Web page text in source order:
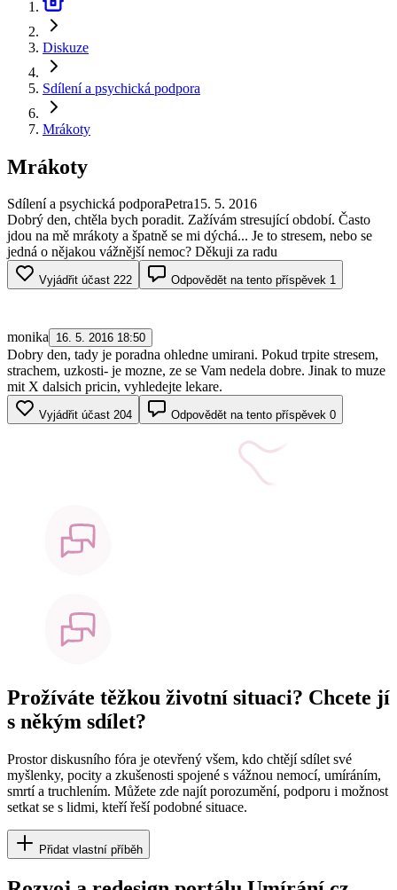
Diskuze
Sdílení a psychická podpora
Mrákoty
Mrákoty
Sdílení a psychická podporaPetra15. 5. 2016
Dobrý den, chtěla bych poradit. Zažívám stresující období. Často
jdou na mě mrákoty a špatně se mi dýchá... Je to stresem, nebo se
jedná o nějakou vážnější nemoc? Děkuji za radu
Vyjádřit účast 222 Odpovědět na tento příspěvek 1
monika 16. 5. 2016 18:50
Dobry den, tady je poradna ohledne umirani. Pokud trpite stresem,
strachem, uzkosti- je mozne, ze se Vam nedela dobre. Jinak to muze
mit X dalsich pricin, vyhledejte lekare.
Vyjádřit účast 204 Odpovědět na tento příspěvek 0
Prožíváte těžkou životní situaci? Chcete jí
s někým sdílet?
Prostor diskusního fóra je otevřený všem, kdo chtějí sdílet své
myšlenky, pocity a zkušenosti spojené s vážnou nemocí, umíráním,
smrtí a truchlením. Můžete zde najít porozumění, podporu i možnost
setkat se s lidmi, kteří řeší podobné situace.
Přidat vlastní příběh